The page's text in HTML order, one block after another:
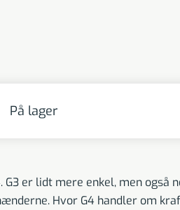
På lager
G3 er lidt mere enkel, men
Hvor G4 handler om